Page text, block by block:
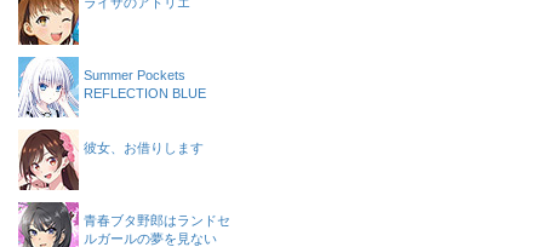
Summer Pockets
REFLECTION BLUE
彼女、お借りします
青春ブタ野郎はランドセ
ルガールの夢を見ない